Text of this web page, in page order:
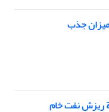
میزان جذب
ریزش نفت خام